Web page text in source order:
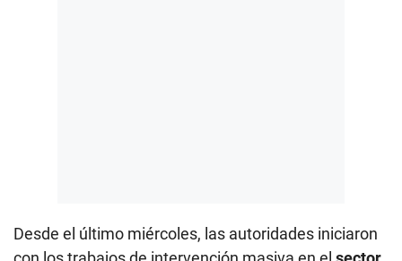
Desde el último miércoles, las autoridades iniciaron